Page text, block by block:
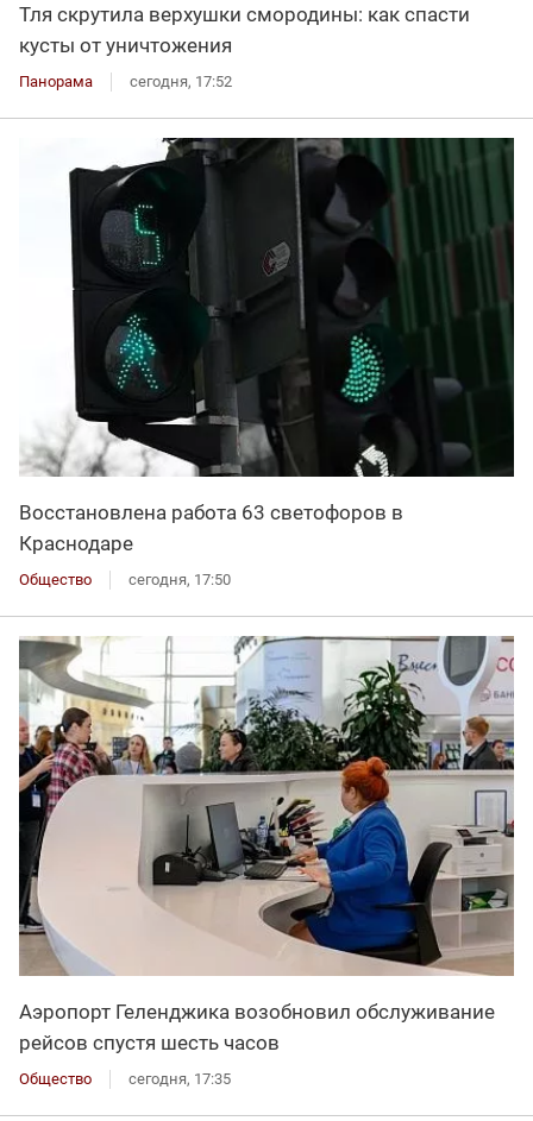
Тля скрутила верхушки смородины: как спасти
кусты от уничтожения
Панорама сегодня, 17:52
Восстановлена работа 63 светофоров в
Краснодаре
Общество сегодня, 17:50
Аэропорт Геленджика возобновил обслуживание
рейсов спустя шесть часов
Общество сегодня, 17:35